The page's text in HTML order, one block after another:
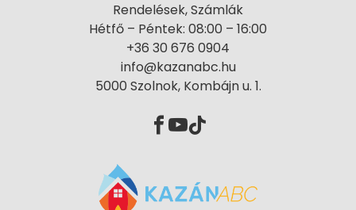
Rendelések, Számlák
Hétfő – Péntek: 08:00 – 16:00
+36 30 676 0904
info@kazanabc.hu
5000 Szolnok, Kombájn u. 1.